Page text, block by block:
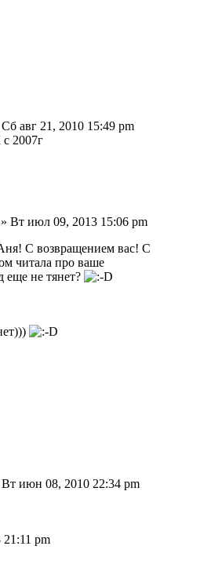
Сб авг 21, 2010 15:49 pm
2007г
» Вт июл 09, 2013 15:06 pm
С возвращением вас! С
читала про ваше
еще не тянет?
Вт июн 08, 2010 22:34 pm
pm